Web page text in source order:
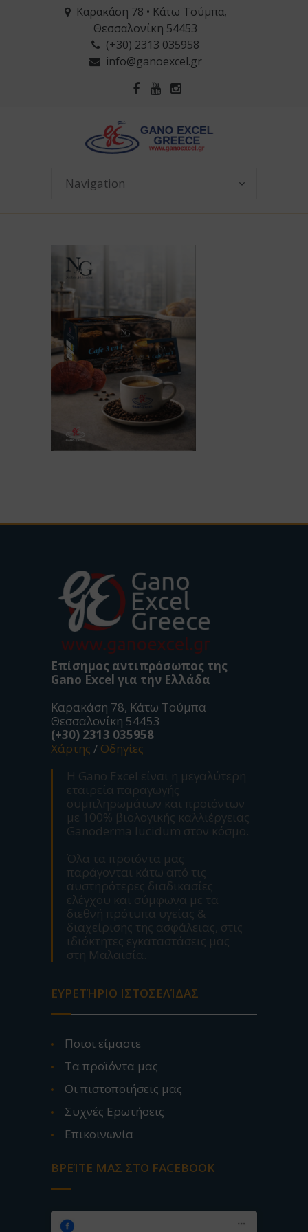
Καρακάση 78 • Κάτω Τούμπα,
Θεσσαλονίκη 54453
(+30) 2313 035958
info@ganoexcel.gr
Επίσημος αντιπρόσωπος της
Gano Excel για την Ελλάδα
Καρακάση 78, Κάτω Τούμπα
Θεσσαλονίκη 54453
(+30) 2313 035958
Χάρτης / Οδηγίες
Η Gano Excel είναι η μεγαλύτερη
εταιρεία παραγωγής
συμπληρωμάτων και προϊόντων
με 100% βιολογικής καλλιέργειας
Ganoderma lucidum στον κόσμο.
Όλα τα προϊόντα μας
παράγονται κάτω από τις
αυστηρότερες διαδικασίες
ελέγχου και σύμφωνα με τα
διεθνή πρότυπα υγείας &
διαχείρισης της ασφάλειας, στις
ιδιόκτητες εγκαταστάσεις μας
στη Μαλαισία.
ΕΥΡΕΤΉΡΙΟ ΙΣΤΟΣΕΛΊΔΑΣ
Ποιοι είμαστε
Τα προϊόντα μας
Οι πιστοποιήσεις μας
Συχνές Ερωτήσεις
Επικοινωνία
ΒΡΕΊΤΕ ΜΑΣ ΣΤΟ FACEBOOK